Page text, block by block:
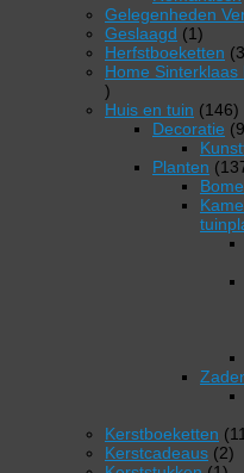
Gelegenheden
Geslaagd 11
Herfstboeketten 3
Home
2
producten
Huis en tuin 146
Decoratie 9
Planten
Kerstboeketten 11
Kerstcadeaus 22